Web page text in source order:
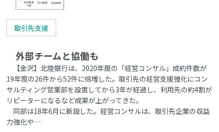
取引先支援
外部チームと協働も
【金沢】北陸銀行は、2020年度の「経営コンサル」成約件数が
19年度の26件から52件に倍増した。取引先の経営支援強化にコン
サルティング営業部を設置してから3年が経過し、利用先の約4割が
リピーターになるなど成果が上がってきた。
同部は18年6月に新設した。経営コンサルは、取引先企業の収益
力強化や…